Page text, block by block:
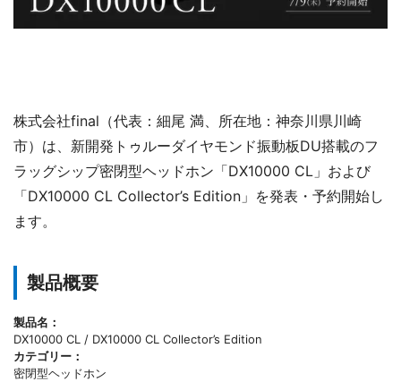
株式会社final（代表：細尾 満、所在地：神奈川県川崎
市）は、新開発トゥルーダイヤモンド振動板DU搭載のフ
ラッグシップ密閉型ヘッドホン「DX10000 CL」および
「DX10000 CL Collector’s Edition」を発表・予約開始し
ます。
製品概要
製品名：
DX10000 CL / DX10000 CL Collector’s Edition
カテゴリー：
密閉型ヘッドホン